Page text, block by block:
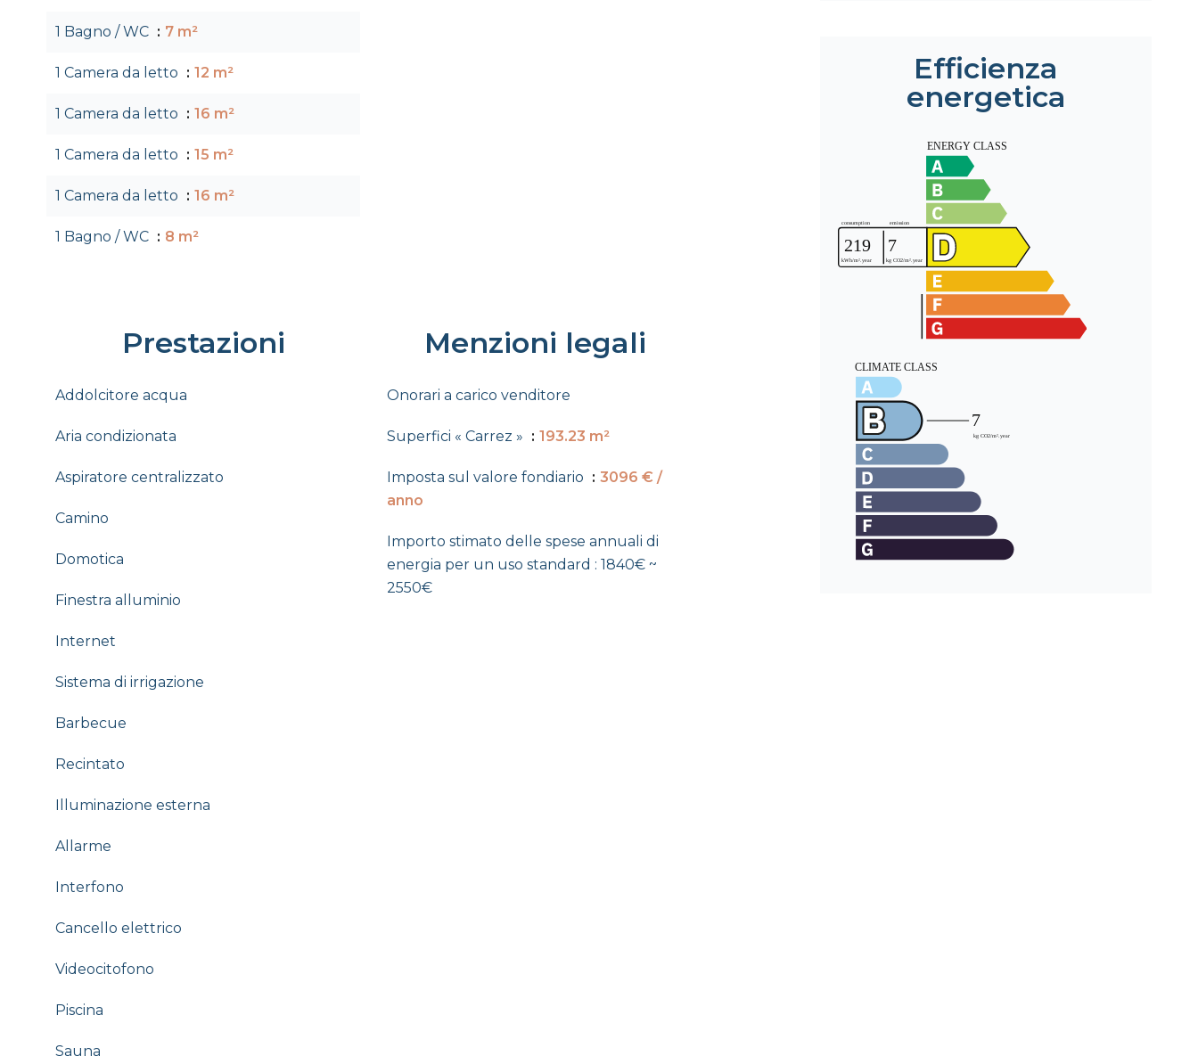
1 Bagno / WC 7 m²
1 Camera da letto 12 m²
1 Camera da letto 16 m²
1 Camera da letto 15 m²
1 Camera da letto 16 m²
1 Bagno / WC 8 m²
Prestazioni
Addolcitore acqua
Aria condizionata
Aspiratore centralizzato
Camino
Domotica
Finestra alluminio
Internet
Sistema di irrigazione
Barbecue
Recintato
Illuminazione esterna
Allarme
Interfono
Cancello elettrico
Videocitofono
Piscina
Sauna
Menzioni legali
Onorari a carico venditore
Superfici « Carrez » 193.23 m²
Imposta sul valore fondiario
3096 € /
anno
Importo stimato delle spese annuali di
energia per un uso standard : 1840€ ~
2550€
Efficienza
energetica